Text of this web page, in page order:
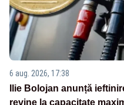
6 aug. 2026, 17:38
Ilie Bolojan anunță
revine la capacitate